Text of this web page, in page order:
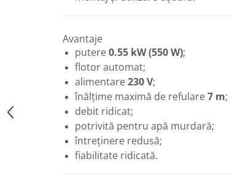
Pompe de circulatie
Pompe submersibile
Accesorii pompe
Vase de expansiune
Vase de expansiune pentru
Avantaje
putere0.55 kW (550 W);
flotor automat;
alimentare230 V;
înălțime maximă de refulare7 m;
debit ridicat;
potrivită pentru apă murdară;
întreținere redusă;
fiabilitate ridicată.